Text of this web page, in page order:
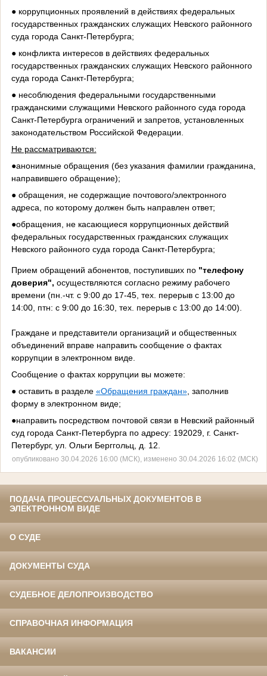
● коррупционных проявлений в действиях федеральных
государственных гражданских служащих Невского районного
суда города Санкт-Петербурга;
● конфликта интересов в действиях федеральных
государственных гражданских служащих Невского районного
суда города Санкт-Петербурга;
● несоблюдения федеральными государственными
гражданскими служащими Невского районного суда города
Санкт-Петербурга ограничений и запретов, установленных
законодательством Российской Федерации.
Не рассматриваются:
●анонимные обращения (без указания фамилии гражданина,
направившего обращение);
● обращения, не содержащие почтового/электронного
адреса, по которому должен быть направлен ответ;
●обращения, не касающиеся коррупционных действий
федеральных государственных гражданских служащих
Невского районного суда города Санкт-Петербурга;
Прием обращений абонентов, поступивших по "телефону
доверия", осуществляются согласно режиму рабочего
времени (пн.-чт. с 9:00 до 17-45, тех. перерыв с 13:00 до
14:00, птн: с 9:00 до 16:30, тех. перерывс 13:00 до 14:00).
Граждане и представители организаций и общественных
объединений вправе направить сообщение о фактах
коррупции в электронном виде.
Сообщение о фактах коррупции вы можете:
● оставить в разделе «Обращения граждан», заполнив
форму в электронном виде;
●направить посредством почтовой связи в Невский районный
суд города Санкт-Петербурга по адресу: 192029, г. Санкт-
Петербург, ул. Ольги Берггольц, д. 12.
опубликовано 30.04.2026 16:00 (МСК), изменено 30.04.2026 16:02 (МСК)
ПОДАЧА ПРОЦЕССУАЛЬНЫХ ДОКУМЕНТОВ В
ЭЛЕКТРОННОМ ВИДЕ
О СУДЕ
ДОКУМЕНТЫ СУДА
СУДЕБНОЕ ДЕЛОПРОИЗВОДСТВО
СПРАВОЧНАЯ ИНФОРМАЦИЯ
ВАКАНСИИ